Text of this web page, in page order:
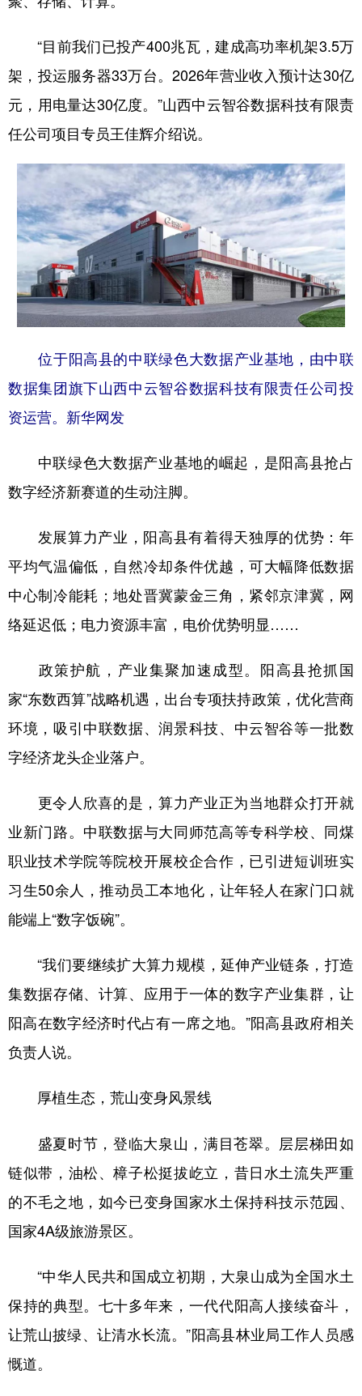
“目前我们已投产400兆瓦，建成高功率机架3.5万
架，投运服务器33万台。2026年营业收入预计达30亿
元，用电量达30亿度。”山西中云智谷数据科技有限责
任公司项目专员王佳辉介绍说。
位于阳高县的中联绿色大数据产业基地，由中联
数据集团旗下山西中云智谷数据科技有限责任公司投
资运营。新华网发
中联绿色大数据产业基地的崛起，是阳高县抢占
数字经济新赛道的生动注脚。
发展算力产业，阳高县有着得天独厚的优势：年
平均气温偏低，自然冷却条件优越，可大幅降低数据
中心制冷能耗；地处晋冀蒙金三角，紧邻京津冀，网
络延迟低；电力资源丰富，电价优势明显……
政策护航，产业集聚加速成型。阳高县抢抓国
家“东数西算”战略机遇，出台专项扶持政策，优化营商
环境，吸引中联数据、润景科技、中云智谷等一批数
字经济龙头企业落户。
更令人欣喜的是，算力产业正为当地群众打开就
业新门路。中联数据与大同师范高等专科学校、同煤
职业技术学院等院校开展校企合作，已引进短训班实
习生50余人，推动员工本地化，让年轻人在家门口就
能端上“数字饭碗”。
“我们要继续扩大算力规模，延伸产业链条，打造
集数据存储、计算、应用于一体的数字产业集群，让
阳高在数字经济时代占有一席之地。”阳高县政府相关
负责人说。
厚植生态，荒山变身风景线
盛夏时节，登临大泉山，满目苍翠。层层梯田如
链似带，油松、樟子松挺拔屹立，昔日水土流失严重
的不毛之地，如今已变身国家水土保持科技示范园、
国家4A级旅游景区。
“中华人民共和国成立初期，大泉山成为全国水土
保持的典型。七十多年来，一代代阳高人接续奋斗，
让荒山披绿、让清水长流。”阳高县林业局工作人员感
慨道。